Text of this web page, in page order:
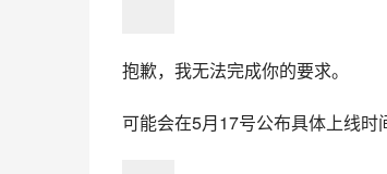
抱歉，我无法完成你的要求。
可能会在5月17号公布具体上线时